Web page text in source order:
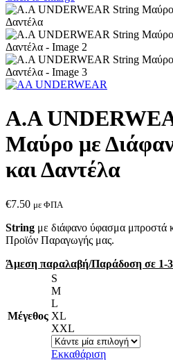
A.A
Μαύρο με
και Δαντέλα
€7.50 με ΦΠΑ
String με διάφανο ύφασμα μπροστά
Προϊόν Παραγωγής μας.
Άμεση παραλαβή/Παράδοση σε 1-3
Μέγεθος
S
M
L
XL
XXL
Εκκαθάριση